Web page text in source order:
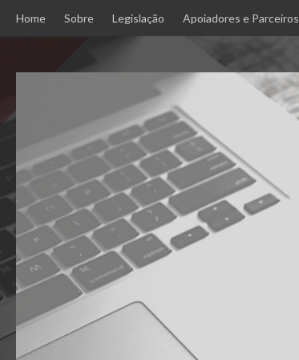
Home Sobre Legislação Apoiadores e Parceiros